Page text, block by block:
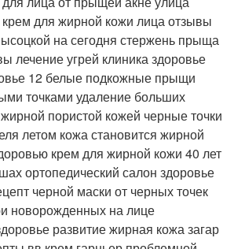
для жирной кожи лица отзывы
на сегодня стержень прыща
лечение угрей клиника здоровье
12 белые подкожные прыщи
точками удаление больших
пористой кожей черные точки
летом кожа становится жирной
крем для жирной кожи 40 лет
ортопедический салон здоровье
черной маски от черных точек
новорожденных на лице
развитие жирная кожа загар